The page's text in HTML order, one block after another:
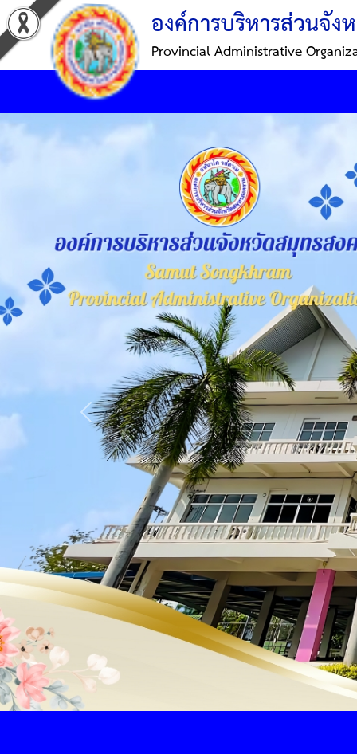
องค์การบริหารส่วนจัง
Provincial Administrative
Previous